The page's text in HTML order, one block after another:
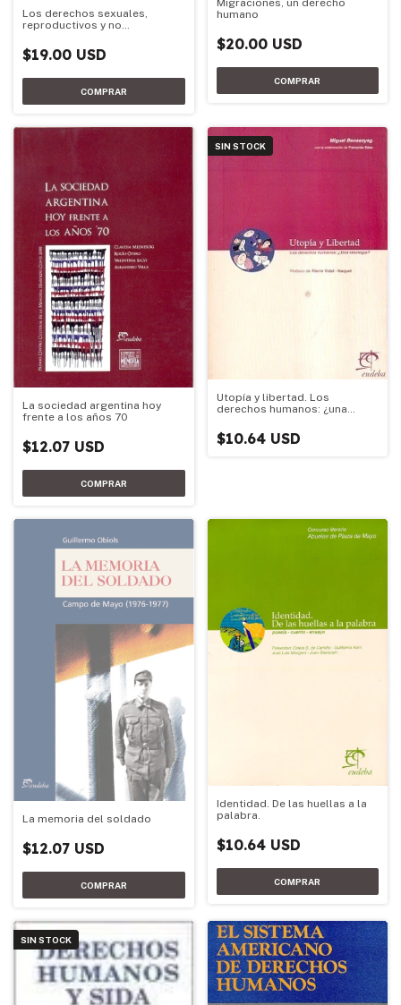
Los derechos sexuales,
reproductivos y no
derecho al aborto, como
derecho
$19.00 USD
humano
$20.00 USD
La sociedad argentina hoy
frente a los años 70
$12.07 USD
SIN STOCK
Utopía y libertad. Los
derechos humanos: ¿una
$10.64 USD
La memoria del soldado
$12.07 USD
Identidad. De las huellas a la
palabra.
$10.64 USD
SIN STOCK